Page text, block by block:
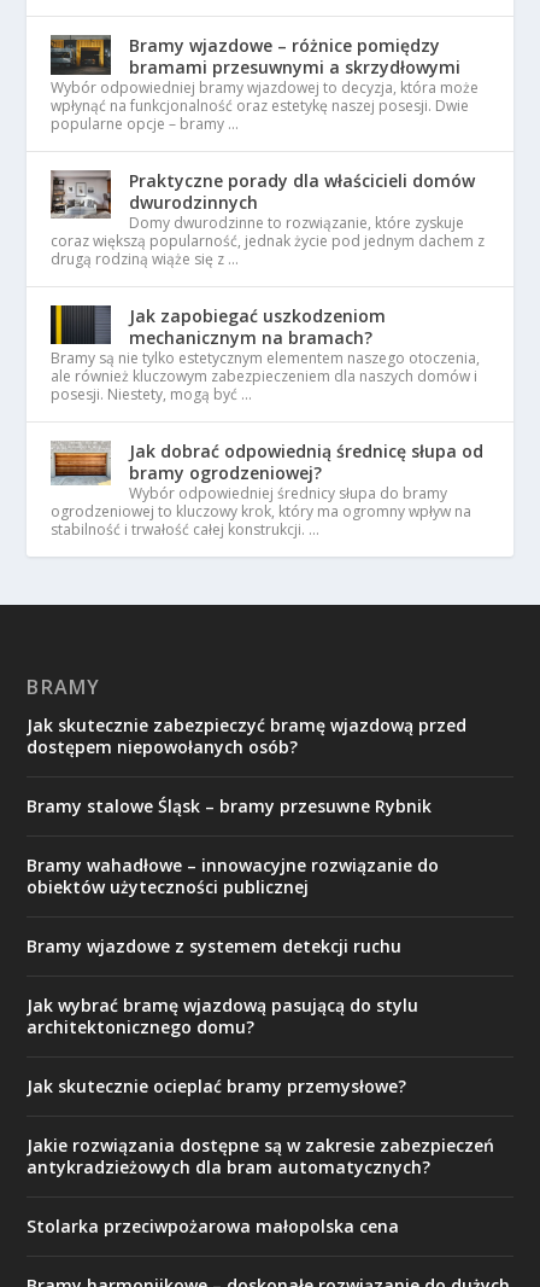
Bramy wjazdowe – różnice pomiędzy
bramami przesuwnymi a skrzydłowymi
Wybór odpowiedniej bramy wjazdowej to decyzja, która może
wpłynąć na funkcjonalność oraz estetykę naszej posesji. Dwie
popularne opcje – bramy …
Praktyczne porady dla właścicieli domów
dwurodzinnych
Domy dwurodzinne to rozwiązanie, które zyskuje
coraz większą popularność, jednak życie pod jednym dachem z
drugą rodziną wiąże się z …
Jak zapobiegać uszkodzeniom
mechanicznym na bramach?
Bramy są nie tylko estetycznym elementem naszego otoczenia,
ale również kluczowym zabezpieczeniem dla naszych domów i
posesji. Niestety, mogą być …
Jak dobrać odpowiednią średnicę słupa od
bramy ogrodzeniowej?
Wybór odpowiedniej średnicy słupa do bramy
ogrodzeniowej to kluczowy krok, który ma ogromny wpływ na
stabilność i trwałość całej konstrukcji. …
BRAMY
Jak skutecznie zabezpieczyć bramę wjazdową przed
dostępem niepowołanych osób?
Bramy stalowe Śląsk – bramy przesuwne Rybnik
Bramy wahadłowe – innowacyjne rozwiązanie do
obiektów użyteczności publicznej
Bramy wjazdowe z systemem detekcji ruchu
Jak wybrać bramę wjazdową pasującą do stylu
architektonicznego domu?
Jak skutecznie ocieplać bramy przemysłowe?
Jakie rozwiązania dostępne są w zakresie zabezpieczeń
antykradzieżowych dla bram automatycznych?
Stolarka przeciwpożarowa małopolska cena